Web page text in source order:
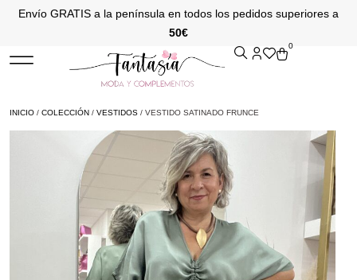
Envío GRATIS a la península en todos los pedidos superiores a
50€
0
INICIO / COLECCIÓN / VESTIDOS / VESTIDO SATINADO FRUNCE